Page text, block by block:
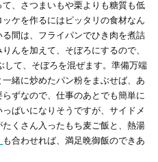
、さつまいもや栗よりも糖質も低
ケを作るにはピッタリの食材なん
間は、フライパンでひき肉を煮詰
んを加えて、そぼろにするので、
して、そぼろを混ぜます。準備万端
緒に炒めたパン粉をまぶせば、あ
ずなので、仕事のあとでも簡単に
ぱいになりそうですが、サイドメ
くさん入ったもち麦ご飯と、熱湯
も合わせれば、満足晩御飯のできあ